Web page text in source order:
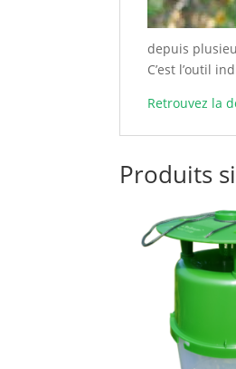
depuis
C’est l’outil
Retrouvez la
Produits